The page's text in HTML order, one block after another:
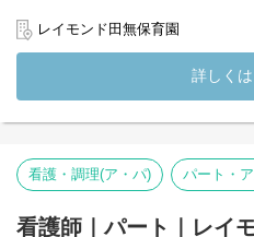
【理念】大人の都合で押し付ける
【相談しやすい環境】全国の檸檬
*:.,.:*子どもたちの興味・関心・
西武新宿線「田無駅」より徒歩5
「レイモンド田無保育園」です。
の環境はポップな外観とは違い、
レイモンド田無保育園
詳しく
看護・調理(ア・パ) パート・
看護師｜パート｜レイ